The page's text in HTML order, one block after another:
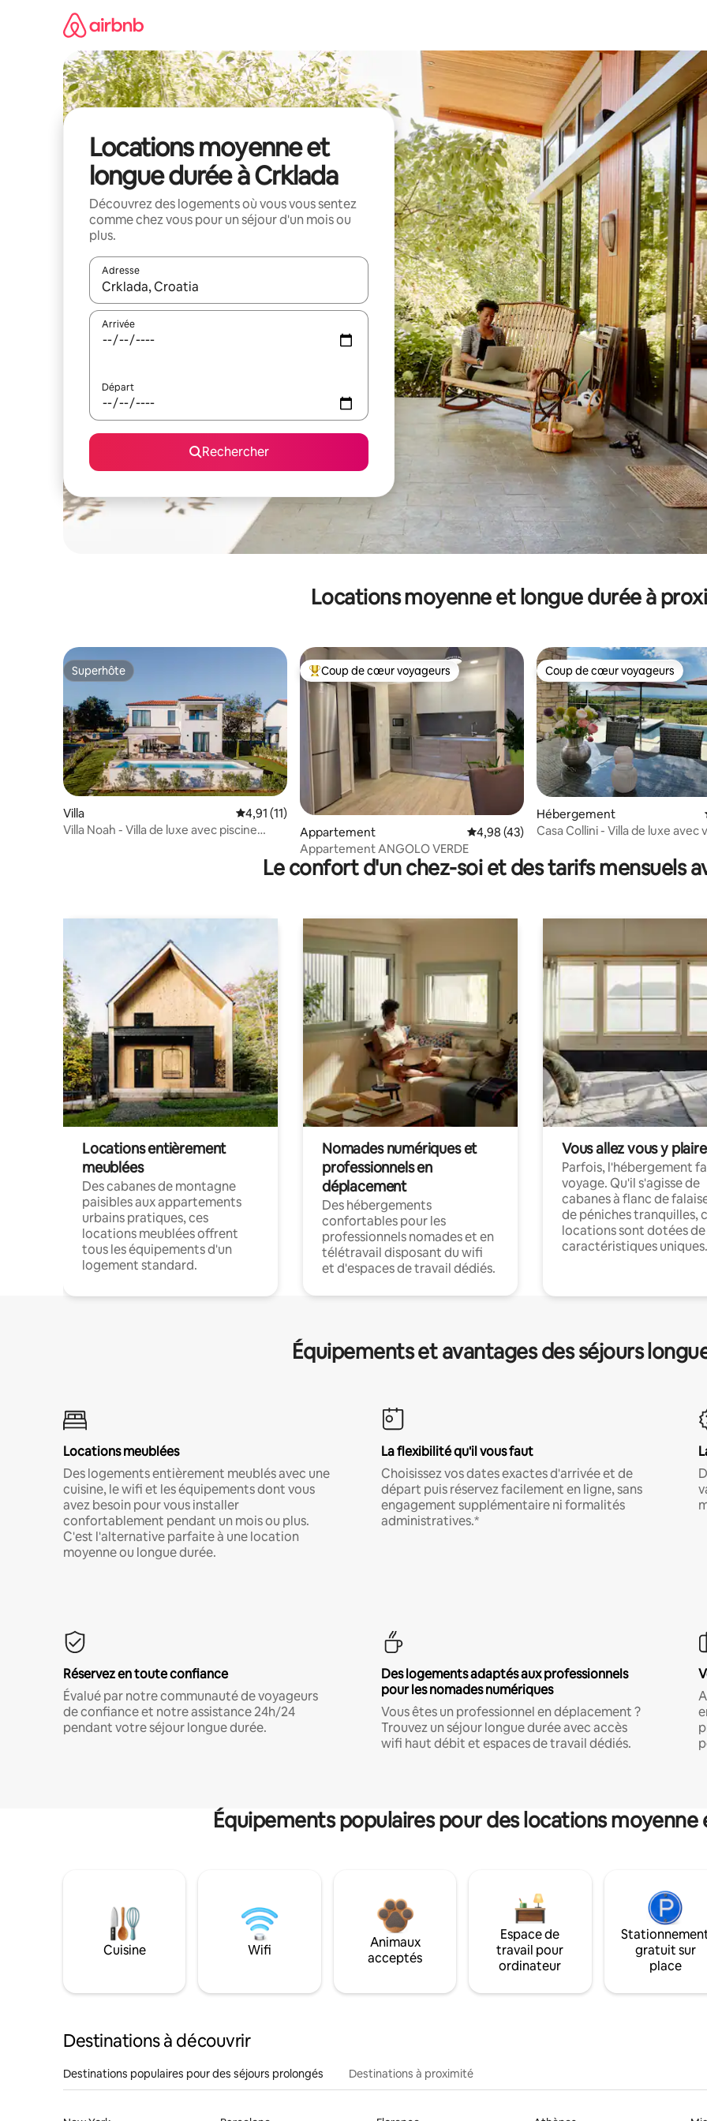
Locations moyenne et
longue durée à Crklada
Découvrez des logements où vous vous sentez
comme chez vous pour un séjour d'un mois ou
plus.
Adresse
Lorsque les résultats s'affichent, utilisez les flèches vers le haut et vers le bas pour les parcourir ou en appuyant et en
Arrivée
Départ
Rechercher
Locations moyenne et longue durée à
Superhôte
Superhôte
Villa Évaluation moyenne sur la base de 11 commentaires : 4,91 sur 5
4,91 (11)
Villa Noah - Villa de luxe avec piscine
Coups de cœur voyageurs les plus appréciés
Coup de cœur voyageurs
Appartement Évaluation moyenne sur la base de 43
4,98 (43)
Appartement ANGOLO VERDE
Coup de cœur voyageurs
Coup de cœur voyageurs
Hébergement
Casa Collini - Villa de luxe avec
Le confort d'un chez-soi et des tarifs mensuels
Locations entièrement
meublées
Des cabanes de montagne
paisibles aux appartements
urbains pratiques, ces
locations meublées offrent
tous les équipements d'un
logement standard.
Nomades numériques et
professionnels en
déplacement
Des hébergements
confortables pour les
professionnels nomades et en
télétravail disposant du wifi
et d'espaces de travail dédiés.
Vous allez vous y plaire
Parfois, l'hébergement
voyage. Qu'il s'agisse de
cabanes à flanc de
de péniches tranquilles,
locations sont dotées de
caractéristiques uniques.
Équipements et avantages des séjours
Locations meublées
Des logements entièrement meublés avec une
cuisine, le wifi et les équipements dont vous
avez besoin pour vous installer
confortablement pendant un mois ou plus.
C'est l'alternative parfaite à une location
moyenne ou longue durée.
La flexibilité qu'il vous faut
Choisissez vos dates exactes d'arrivée et de
départ puis réservez facilement en ligne, sans
engagement supplémentaire ni formalités
administratives.*
Réservez en toute confiance
Évalué par notre communauté de voyageurs
de confiance et notre assistance 24h/24
pendant votre séjour longue durée.
Des logements adaptés aux professionnels
pour les nomades numériques
Vous êtes un professionnel en déplacement ?
Trouvez un séjour longue durée avec accès
wifi haut débit et espaces de travail dédiés.
Équipements populaires pour des locations
Cuisine Wifi
Animaux
acceptés
Espace de
travail pour
ordinateur
gratuit sur
place
Destinations à découvrir
Destinations populaires pour des séjours prolongés Destinations à proximité